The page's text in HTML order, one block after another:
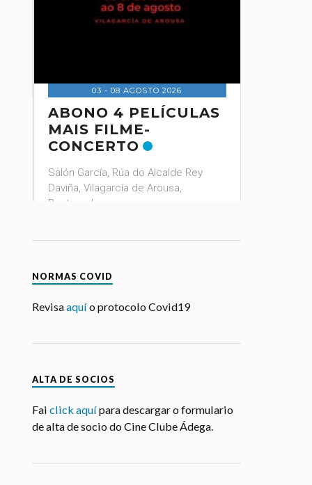
03 - 08 AGOSTO 2026
ABONO 4 PELÍCULAS
MAIS FILME-
CONCERTO
Salón García, Rúa do Alcalde Rey
Daviña, Vilagarcía de Arousa,
Pontevedra
NORMAS COVID
Revisaaquío protocolo Covid19